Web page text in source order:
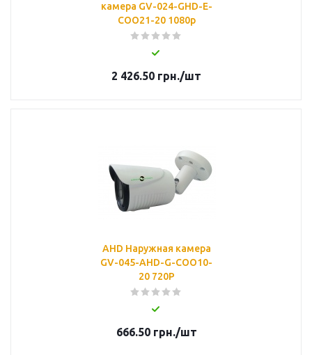
камера GV-024-GHD-E-
COO21-20 1080p
2 426.50 грн./шт
AHD Наружная камера
GV-045-AHD-G-COO10-
20 720Р
666.50грн./шт